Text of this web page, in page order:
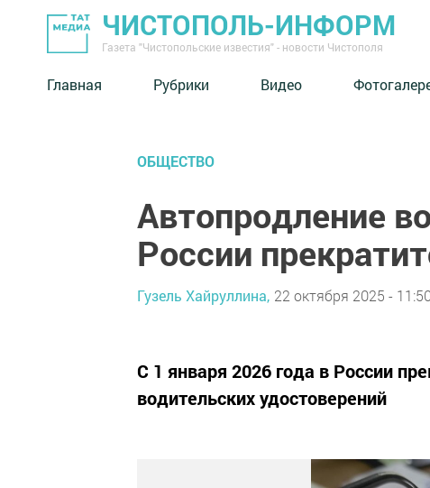
ЧИСТОПОЛЬ-ИНФОРМ
Газета "Чистопольские известия" - новости Чистополя
Главная Рубрики Видео
ОБЩЕСТВО
Автопродление
России
Гузель Хайруллина, 22 октября 2025 -
С 1 января 2026 года в России
водительских удостоверений